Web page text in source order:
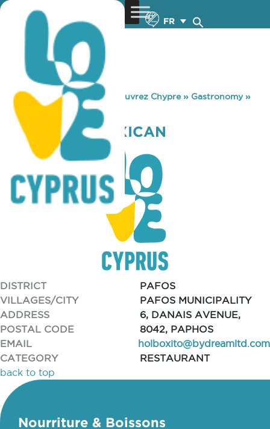
FR
You are here: Home »Découvrez Chypre» Gastronomy»
HOLBOXITO MEXICAN
HOLBOXITO MEXICAN
DISTRICT
PAFOS
VILLAGES/CITY
PAFOS MUNICIPALITY
ADDRESS
6, DANAIS AVENUE,
POSTAL CODE
8042, PAPHOS
EMAIL
holboxito@bydreamltd.com
CATEGORY
RESTAURANT
back to top
Nourriture & Boissons